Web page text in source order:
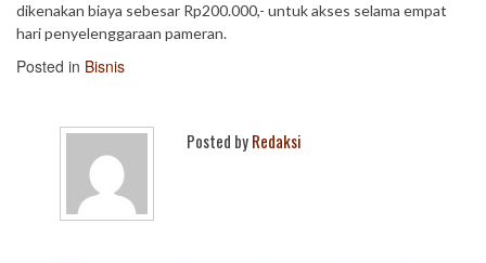
dikenakan biaya sebesar Rp200.000,- untuk akses selama empat
hari penyelenggaraan pameran.
Posted in Bisnis
Posted byRedaksi